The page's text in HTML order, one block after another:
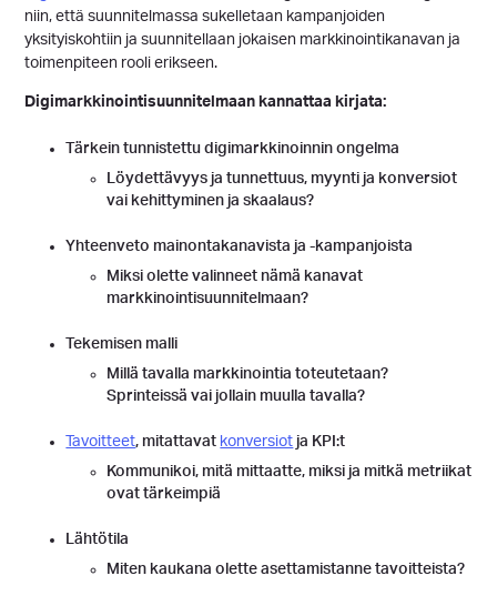
niin, että suunnitelmassa sukelletaan kampanjoiden
yksityiskohtiin ja suunnitellaan jokaisen markkinointikanavan ja
toimenpiteen rooli erikseen.
Digimarkkinointisuunnitelmaan kannattaa kirjata:
Tärkein tunnistettu digimarkkinoinnin ongelma
Löydettävyys ja tunnettuus, myynti ja konversiot
vai kehittyminen ja skaalaus?
Yhteenveto mainontakanavista ja -kampanjoista
Miksi olette valinneet nämä kanavat
markkinointisuunnitelmaan?
Tekemisen malli
Millä tavalla markkinointia toteutetaan?
Sprinteissä vai jollain muulla tavalla?
Tavoitteet, mitattavat konversiot ja KPI:t
Kommunikoi, mitä mittaatte, miksi ja mitkä metriikat
ovat tärkeimpiä
Lähtötila
Miten kaukana olette asettamistanne tavoitteista?